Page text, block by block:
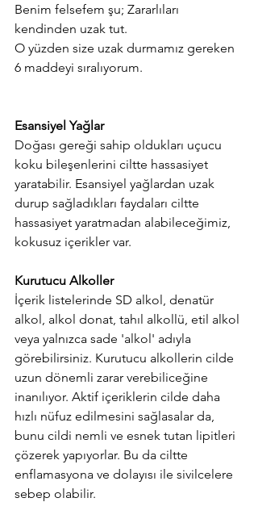
Benim felsefem şu; Zararlıları
kendinden uzak tut.
O yüzden size uzak durmamız gereken
6 maddeyi sıralıyorum.
Esansiyel Yağlar
Doğası gereği sahip oldukları uçucu
koku bileşenlerini ciltte hassasiyet
yaratabilir. Esansiyel yağlardan uzak
durup sağladıkları faydaları ciltte
hassasiyet yaratmadan alabileceğimiz,
kokusuz içerikler var.
Kurutucu Alkoller
İçerik listelerinde SD alkol, denatür
alkol, alkol donat, tahıl alkollü, etil alkol
veya yalnızca sade 'alkol' adıyla
görebilirsiniz. Kurutucu alkollerin cilde
uzun dönemli zarar verebiliceğine
inanılıyor. Aktif içeriklerin cilde daha
hızlı nüfuz edilmesini sağlasalar da,
bunu cildi nemli ve esnek tutan lipitleri
çözerek yapıyorlar. Bu da ciltte
enflamasyona ve dolayısı ile sivilcelere
sebep olabilir.